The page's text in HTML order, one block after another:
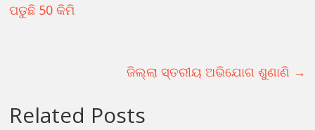
ପଡୁଛି 50 କିମି
ଜିଲ୍ଲା ସ୍ତରୀୟ ଅଭିଯୋଗ ଶୁଣାଣି →
Related Posts